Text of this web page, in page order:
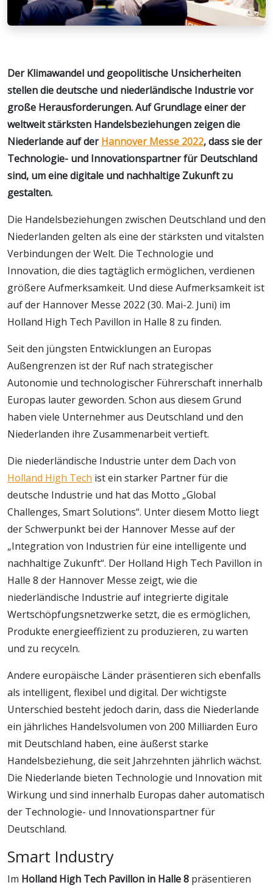
Der Klimawandel und geopolitische Unsicherheiten
stellen die deutsche und niederländische Industrie vor
große Herausforderungen. Auf Grundlage einer der
weltweit stärksten Handelsbeziehungen zeigen die
Niederlande auf derHannover Messe 2022, dass sie der
Technologie- und Innovationspartner für Deutschland
sind, um eine digitale und nachhaltige Zukunft zu
gestalten.
Die Handelsbeziehungen zwischen Deutschland und den
Niederlanden gelten als eine der stärksten und vitalsten
Verbindungen der Welt. Die Technologie und
Innovation, die dies tagtäglich ermöglichen, verdienen
größere Aufmerksamkeit. Und diese Aufmerksamkeit ist
auf der Hannover Messe 2022 (30. Mai-2. Juni) im
Holland High Tech Pavillon in Halle 8 zu finden.
Seit den jüngsten Entwicklungen an Europas
Außengrenzen ist der Ruf nach strategischer
Autonomie und technologischer Führerschaft innerhalb
Europas lauter geworden. Schon aus diesem Grund
haben viele Unternehmer aus Deutschland und den
Niederlanden ihre Zusammenarbeit vertieft.
Die niederländische Industrie unter dem Dach von
Holland High Tech ist ein starker Partner für die
deutsche Industrie und hat das Motto „Global
Challenges, Smart Solutions“. Unter diesem Motto liegt
der Schwerpunkt bei der Hannover Messe auf der
„Integration von Industrien für eine intelligente und
nachhaltige Zukunft“. Der Holland High Tech Pavillon in
Halle 8 der Hannover Messe zeigt, wie die
niederländische Industrie auf integrierte digitale
Wertschöpfungsnetzwerke setzt, die es ermöglichen,
Produkte energieeffizient zu produzieren, zu warten
und zu recyceln.
Andere europäische Länder präsentieren sich ebenfalls
als intelligent, flexibel und digital. Der wichtigste
Unterschied besteht jedoch darin, dass die Niederlande
ein jährliches Handelsvolumen von 200 Milliarden Euro
mit Deutschland haben, eine äußerst starke
Handelsbeziehung, die seit Jahrzehnten jährlich wächst.
Die Niederlande bieten Technologie und Innovation mit
Wirkung und sind innerhalb Europas daher automatisch
der Technologie- und Innovationspartner für
Deutschland.
Smart Industry
Im Holland High Tech Pavillon in Halle 8 präsentieren